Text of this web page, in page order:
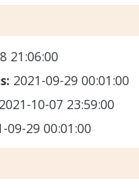
21:06:00
2021-09-29 00:01:00
2021-10-07 23:59:00
09-29 00:01:00